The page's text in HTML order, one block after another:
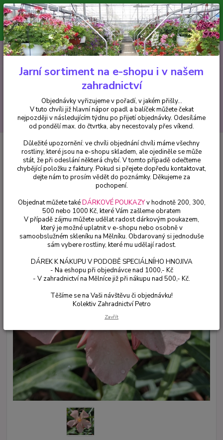
Minimální hodnota pro odeslání z e-shopu je 300 Kč.
V tuto chvíli již hlavní nápor objednávek opadl a balíček můžete čekat
nejpozději v následujícím týdnu po přijetí objednávky. Objednávky
vyřizujeme v pořadí, v jakém přišly...
CZK
Hledat
+420 602 223 614 0ks
za0 Kč
Balkónové rostliny Oleandr Nerium Agnes Campbell - 178D
Oleandr Nerium Agnes Campbell
- 178D
Jarní sortiment na e-shopu i v našem
zahradnictví
Objednávky vyřizujeme v pořadí, v jakém přišly...
V tuto chvíli již hlavní nápor opadl a balíček můžete čekat
nejpozději v následujícím týdnu po přijetí objednávky. Odesíláme
od pondělí max. do čtvrtka, aby necestovaly přes víkend.
Důležité upozornění: ve chvíli objednání chvíli máme všechny
rostliny, které jsou na e-shopu skladem, ale ojediněle se může
stát, že při odeslání některá chybí. V tomto případě odečteme
chybějící položku z faktury. Pokud si přejete dopředu kontaktovat,
dejte nám to prosím vědět do poznámky. Děkujeme za
pochopení.
Objednat můžete takéDÁRKOVÉ POUKAZYv hodnotě 200, 300,
500 nebo 1000 Kč, které Vám zašleme obratem
V případě zájmu můžete udělat radost dárkovým poukazem,
který je možné uplatnit v e-shopu nebo osobně v
samoobslužném skleníku na Mělníku. Obdarovaný si jednoduše
sám vybere rostliny, které mu udělají radost.
DÁREK K NÁKUPU V PODOBĚ SPECIÁLNÍHO HNOJIVA
- Na eshopu při objednávce nad 1000,- Kč
- V zahradnictví na Mělníce již při nákupu nad 500,- Kč.
Těšíme se na Vaši návštěvu či objednávku!
Kolektiv Zahradnictví Petro
Zavřít